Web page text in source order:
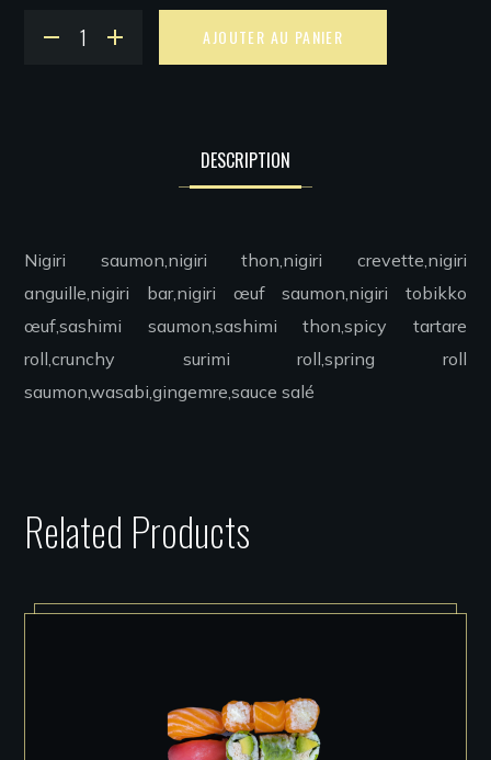
AJOUTER AU PANIER
DESCRIPTION
Nigiri saumon,nigiri thon,nigiri crevette,nigiri
anguille,nigiri bar,nigiri œuf saumon,nigiri tobikko
œuf,sashimi saumon,sashimi thon,spicy tartare
roll,crunchy surimi roll,spring roll
saumon,wasabi,gingemre,sauce salé
Related Products